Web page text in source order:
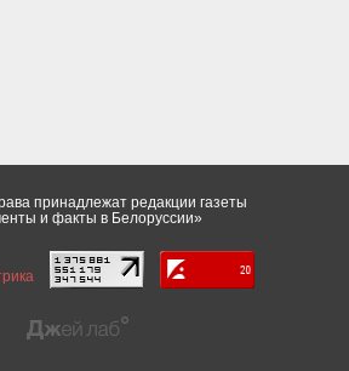
принадлежат редакции газеты
и факты в Белоруссии»